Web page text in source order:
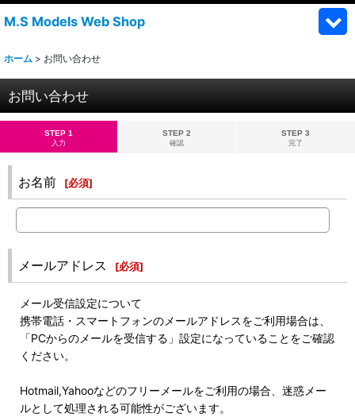
M.S Models Web Shop
ホーム > お問い合わせ
お問い合わせ
STEP 1
入力
STEP 2
確認
STEP 3
完了
お名前 [必須]
メールアドレス [必須]
メール受信設定について
携帯電話・スマートフォンのメールアドレスをご利用場合は、
「PCからのメールを受信する」設定になっていることをご確認
ください。
Hotmail,Yahooなどのフリーメールをご利用の場合、迷惑メー
ルとして処理される可能性がございます。